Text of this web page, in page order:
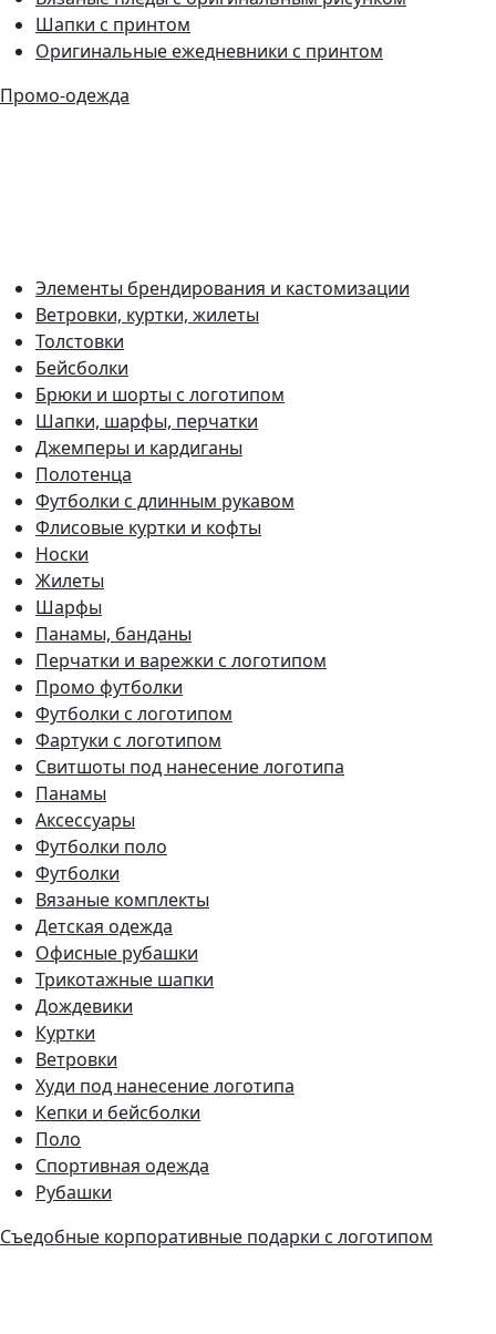
Шапки с принтом
Оригинальные ежедневники с принтом
Промо-одежда
Элементы брендирования и кастомизации
Ветровки, куртки, жилеты
Толстовки
Бейсболки
Брюки и шорты с логотипом
Шапки, шарфы, перчатки
Джемперы и кардиганы
Полотенца
Футболки с длинным рукавом
Флисовые куртки и кофты
Носки
Жилеты
Шарфы
Панамы, банданы
Перчатки и варежки с логотипом
Промо футболки
Футболки с логотипом
Фартуки с логотипом
Свитшоты под нанесение логотипа
Панамы
Аксессуары
Футболки поло
Футболки
Вязаные комплекты
Детская одежда
Офисные рубашки
Трикотажные шапки
Дождевики
Куртки
Ветровки
Худи под нанесение логотипа
Кепки и бейсболки
Поло
Спортивная одежда
Рубашки
Съедобные корпоративные подарки с логотипом